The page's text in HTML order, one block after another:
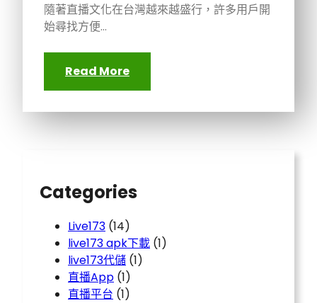
隨著直播文化在台灣越來越盛行，許多用戶開
始尋找方便…
Read More
Categories
Live173 (14)
live173 apk下載 (1)
live173代儲 (1)
直播App (1)
直播平台 (1)